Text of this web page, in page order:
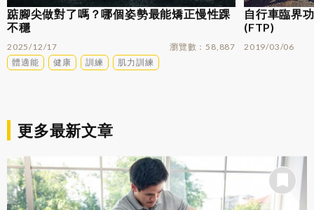
踮腳尖做對了嗎？哪個姿勢最能矯正慢性踝
不穩
2025/12/17 瀏覽數
58,887
體適能
健康 訓練 肌力訓練
自行車臨界
(FTP)
2019/03/06
更多最新文章